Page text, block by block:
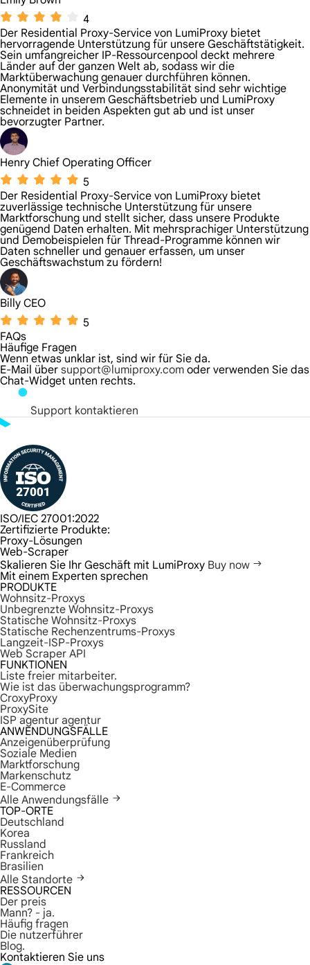
4
Der Residential Proxy-Service von LumiProxy bietet
hervorragende Unterstützung für unsere Geschäftstätigkeit.
Sein umfangreicher IP-Ressourcenpool deckt mehrere
Länder auf der ganzen Welt ab, sodass wir die
Marktüberwachung genauer durchführen können.
Anonymität und Verbindungsstabilität sind sehr wichtige
Elemente in unserem Geschäftsbetrieb und LumiProxy
schneidet in beiden Aspekten gut ab und ist unser
bevorzugter Partner.
Henry Chief Operating Officer
5
Der Residential Proxy-Service von LumiProxy bietet
zuverlässige technische Unterstützung für unsere
Marktforschung und stellt sicher, dass unsere Produkte
genügend Daten erhalten. Mit mehrsprachiger Unterstützung
und Demobeispielen für Thread-Programme können wir
Daten schneller und genauer erfassen, um unser
Geschäftswachstum zu fördern!
Billy CEO
5
FAQs
Häufige Fragen
Wenn etwas unklar ist, sind wir für Sie da.
E-Mail über support@lumiproxy.com oder verwenden Sie das
Chat-Widget unten rechts.
Support kontaktieren
ISO/IEC 27001:2022
Zertifizierte Produkte:
Proxy-Lösungen
Web-Scraper
Skalieren Sie Ihr Geschäft mit LumiProxy Buy now
Mit einem Experten sprechen
PRODUKTE
Wohnsitz-Proxys
Unbegrenzte Wohnsitz-Proxys
Statische Wohnsitz-Proxys
Statische Rechenzentrums-Proxys
Langzeit-ISP-Proxys
Web Scraper API
FUNKTIONEN
Liste freier mitarbeiter.
Wie ist das überwachungsprogramm?
CroxyProxy
ProxySite
ISP agentur agentur
ANWENDUNGSFÄLLE
Anzeigenüberprüfung
Soziale Medien
Marktforschung
Markenschutz
E-Commerce
Alle Anwendungsfälle
TOP-ORTE
Deutschland
Korea
Russland
Frankreich
Brasilien
Alle Standorte
RESSOURCEN
Der preis
Mann? - ja.
Häufig fragen
Die nutzerführer
Blog.
Kontaktieren Sie uns